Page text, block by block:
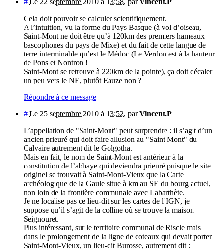
# Le 22 septembre 2010 à 13:58, parVincent.P
Cela doit pouvoir se calculer scientifiquement.
A l’intuition, vu la forme du Pays Basque (à vol d’oiseau,
Saint-Mont ne doit être qu’à 120km des premiers hameaux
bascophones du pays de Mixe) et du fait de cette langue de
terre interminable qu’est le Médoc (Le Verdon est à la hauteur
de Pons et Nontron !
Saint-Mont se retrouve à 220km de la pointe), ça doit décaler
un peu vers le NE, plutôt Eauze non ?
Répondre à ce message
# Le 25 septembre 2010 à 13:52, parVincent.P
L’appellation de "Saint-Mont" peut surprendre : il s’agit d’un
ancien prieuré qui doit faire allusion au "Saint Mont" du
Calvaire autrement dit le Golgotha.
Mais en fait, le nom de Saint-Mont est antérieur à la
constitution de l’abbaye qui deviendra prieuré puisque le site
originel se trouvait à Saint-Mont-Vieux que la Carte
archéologique de la Gaule situe à km au SE du bourg actuel,
non loin de la frontière communale avec Labarthète.
Je ne localise pas ce lieu-dit sur les cartes de l’IGN, je
suppose qu’il s’agit de la colline où se trouve la maison
Seignouret.
Plus intéressant, sur le territoire communal de Riscle mais
dans le prolongement de la ligne de coteaux qui devait porter
Saint-Mont-Vieux, un lieu-dit Burosse, autrement dit :